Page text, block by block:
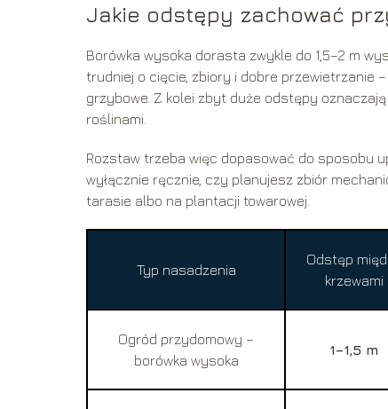
Jakie odstępy zachować
Borówka wysoka dorasta zwykle do 1,5–2 m
trudniej o cięcie, zbiory i dobre przewietrzanie
grzybowe. Z kolei zbyt duże odstępy
roślinami.
Rozstaw trzeba więc dopasować do sposobu
wyłącznie ręcznie, czy planujesz zbiór
tarasie albo na plantacji towarowej.
Typ nasadzenia
Odstęp
krzewami
Ogród przydomowy –
borówka wysoka
1–1,5 m